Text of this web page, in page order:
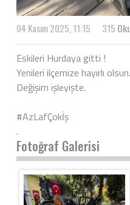
04 Kasım 2025, 11:15 315
Eskileri Hurdaya gitti !
Yenileri ilçemize hayırlı
Değişim işleyişte.
#AzLafÇokİş
.
Fotoğraf Galerisi